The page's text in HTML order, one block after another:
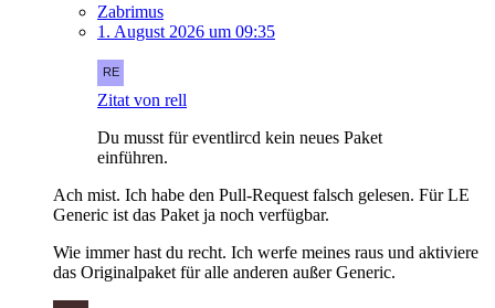
Zabrimus
1. August 2026 um 09:35
Zitat von rell
Du musst für eventlircd kein neues Paket
einführen.
Ach mist. Ich habe den Pull-Request falsch gelesen. Für LE
Generic ist das Paket ja noch verfügbar.
Wie immer hast du recht. Ich werfe meines raus und aktiviere
das Originalpaket für alle anderen außer Generic.